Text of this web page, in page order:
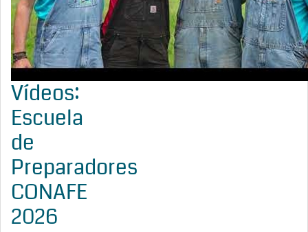
Vídeos:
Escuela
de
Preparadores
CONAFE
2026